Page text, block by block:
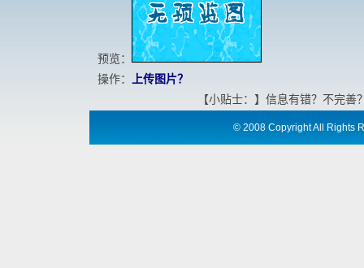
预览：
操作：
上传图片？
【小贴士：】信息有错？不完
©2008 Copyright All Rights